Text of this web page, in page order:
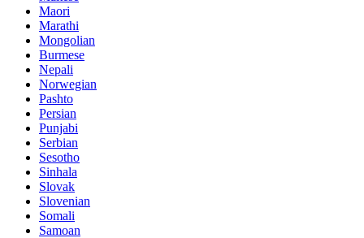
Maori
Marathi
Mongolian
Burmese
Nepali
Norwegian
Pashto
Persian
Punjabi
Serbian
Sesotho
Sinhala
Slovak
Slovenian
Somali
Samoan